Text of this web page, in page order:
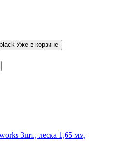
Уже в корзине
3шт., леска 1,65 мм,